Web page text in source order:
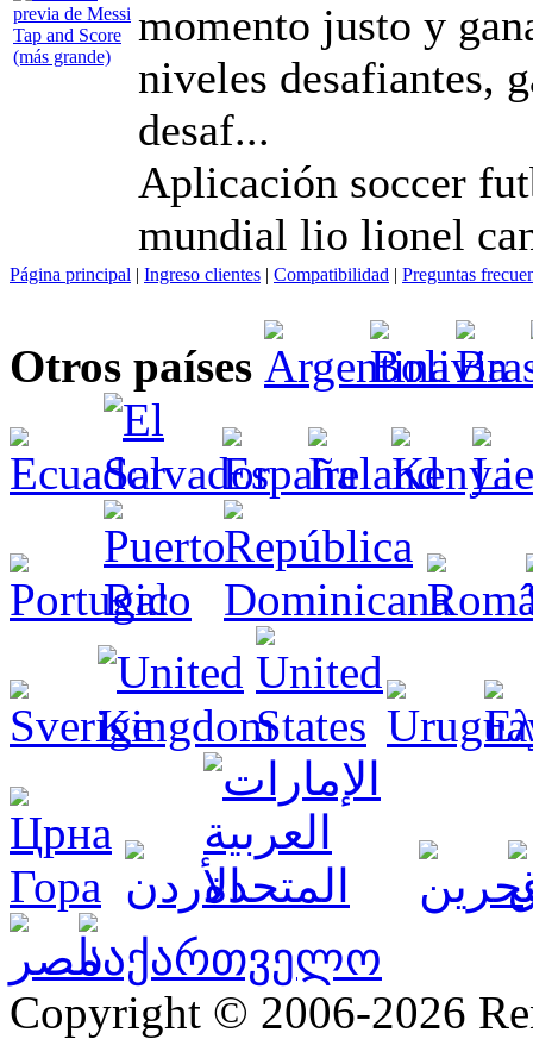
momento justo y
niveles desafiantes,
desaf...
Aplicación soccer
mundial lio lionel
Página principal | Ingreso clientes | Compatibilidad | Preguntas
Otros países
Copyright © 2006-2026